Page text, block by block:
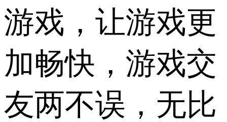
游戏，让游戏更
加畅快，游戏交
友两不误，无比